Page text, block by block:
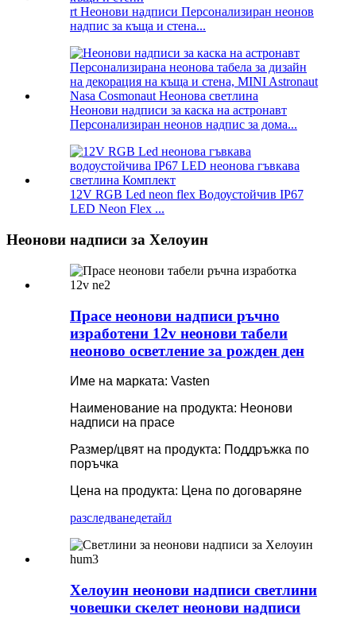
rt Неонови надписи Персонализиран неонов
надпис за къща и стена...
Неонови надписи за каска на астронавт
Персонализиран неонов надпис за дома...
12V RGB Led neon flex Водоустойчив IP67
LED Neon Flex ...
Неонови надписи за Хелоуин
Прасе неонови надписи ръчно
изработени 12v неонови табели
неоново осветление за рожден ден
Име на марката: Vasten
Наименование на продукта: Неонови
надписи на прасе
Размер/цвят на продукта: Поддръжка по
поръчка
Цена на продукта: Цена по договаряне
разследванедетайл
Хелоуин неонови надписи светлини
човешки скелет неонови надписи